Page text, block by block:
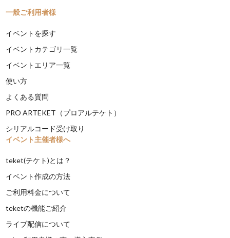
一般ご利用者様
イベントを探す
イベントカテゴリ一覧
イベントエリア一覧
使い方
よくある質問
PRO ARTEKET（プロアルテケト）
シリアルコード受け取り
イベント主催者様へ
teket(テケト)とは？
イベント作成の方法
ご利用料金について
teketの機能ご紹介
ライブ配信について